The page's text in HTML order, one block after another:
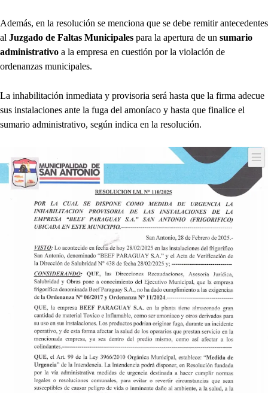
Además, en la resolución se menciona que se debe remitir antecedentes
al Juzgado de Faltas Municipales para la apertura de un sumario
administrativo a la empresa en cuestión por la violación de
ordenanzas municipales.
La inhabilitación inmediata y provisoria será hasta que la firma adecue
sus instalaciones ante la fuga del amoníaco y hasta que finalice el
sumario administrativo, según indica en la resolución.